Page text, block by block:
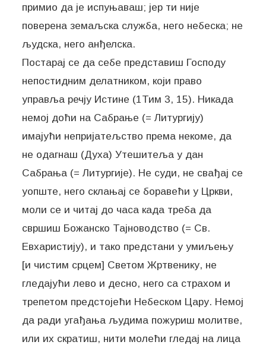
примио да је испуњаваш; јер ти није
поверена земаљска служба, него небеска; не
људска, него анђелска.
Постарај се да себе представиш Господу
непостидним делатником, који право
управља речју Истине (1Тим 3, 15). Никада
немој доћи на Сабрање (= Литургију)
имајући непријатељство према некоме, да
не одагнаш (Духа) Утешитеља у дан
Сабрања (= Литургије). Не суди, не свађај се
уопште, него склањај се боравећи у Цркви,
моли се и читај до часа када треба да
свршиш Божанско Тајноводство (= Св.
Евхаристију), и тако предстани у умиљењу
[и чистим срцем] Светом Жртвенику, не
гледајући лево и десно, него са страхом и
трепетом предстојећи Небеском Цару. Немој
да ради угађања људима пожуриш молитве,
или их скратиш, нити молећи гледај на лица